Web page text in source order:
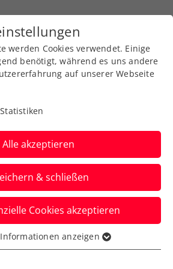
News
werden Cookies verwendet. Einige
benötigt, während es uns andere
auf unserer Webseite
Statistiken
Alle akzeptieren
& schließen
Cookies akzeptieren
werden für grundlegende
anzeigen